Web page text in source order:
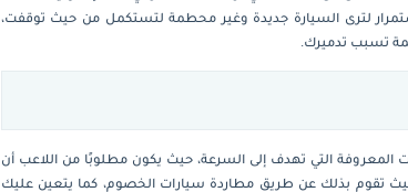
لترى السيارة جديدة وغير محطمة لتستكمل من حيث توقفت،
تسبب تدميرك.
التي تهدف إلى السرعة، حيث يكون مطلوبًا من اللاعب أن
تقوم بذلك عن طريق مطاردة سيارات الخصوم، كما يتعين عليك